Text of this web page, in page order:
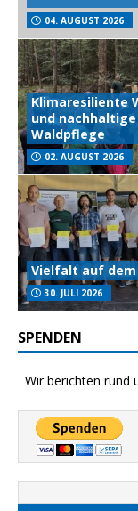
04. AUGUST 2026
Klimaresiliente
und nachhaltige
Waldpflege
02. AUGUST 2026
Vielfalt auf
30. JULI 2026
SPENDEN
Wir berichten rund